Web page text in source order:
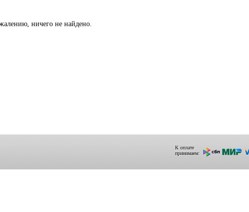
ничего не найдено.
К оплате
принимаем: